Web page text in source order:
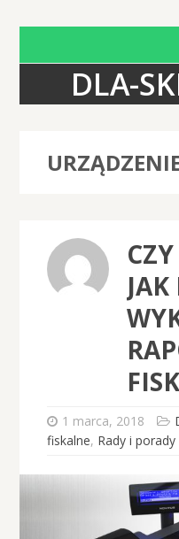
DLA-
1 marca, 2018
fiskalne, Rady i porady